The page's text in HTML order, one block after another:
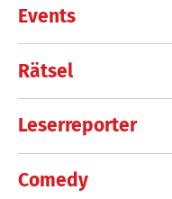
Events
Rätsel
Leserreporter
Comedy